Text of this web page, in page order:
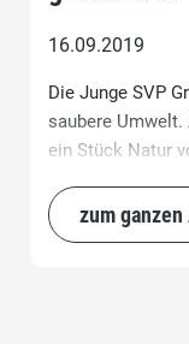
16.09.2019
Die Junge SVP
saubere Umwelt.
ein Stück Natur
zum